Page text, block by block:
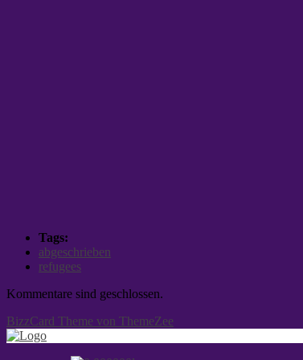
Tags:
abgeschrieben
refugees
Kommentare sind geschlossen.
BizzCard Theme von ThemeZee